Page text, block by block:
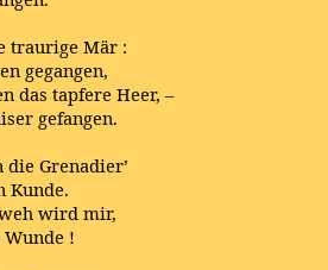
traurige Mär :
gegangen,
das tapfere Heer, –
gefangen.
Grenadier’
Kunde.
wird mir,
!